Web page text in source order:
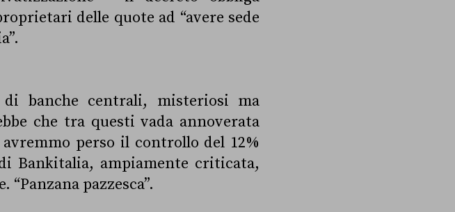
delle quote ad “avere sede
di banche centrali, misteriosi ma
che tra questi vada annoverata
perso il controllo del 12%
Bankitalia, ampiamente criticata,
pazzesca”.